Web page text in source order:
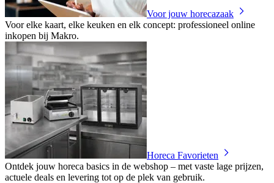
Voor jouw horecazaak
Voor elke kaart, elke keuken en elk concept: professioneel online
inkopen bij Makro.
Horeca Favorieten
Ontdek jouw horeca basics in de webshop – met vaste lage prijzen,
actuele deals en levering tot op de plek van gebruik.